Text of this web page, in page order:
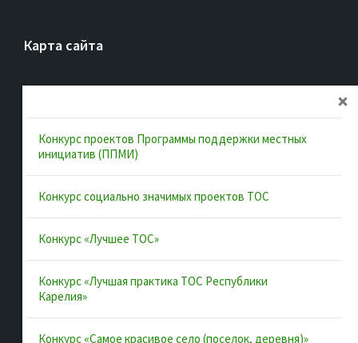
Карта сайта
Об ассоциации
Документы
Муниципальные образования
Конкурсы и лучшие практики
Контакты
Полезные ссылки
Интернет-портал Республики Карелия
Конкурс проектов Программы поддержки местных
инициатив (ППМИ)
Конкурс социально значимых проектов ТОС
Конкурс «Лучшее ТОС»
Конкурс «Лучшая практика ТОС Республики
Карелия»
Конкурс «Самое красивое село (поселок, деревня)»